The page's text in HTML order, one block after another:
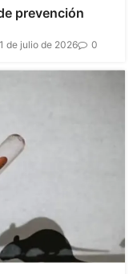
prevención
de julio de 2026 0